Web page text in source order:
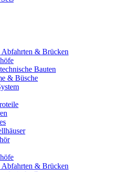
& Brücken
Bauten
& Büsche
& Brücken